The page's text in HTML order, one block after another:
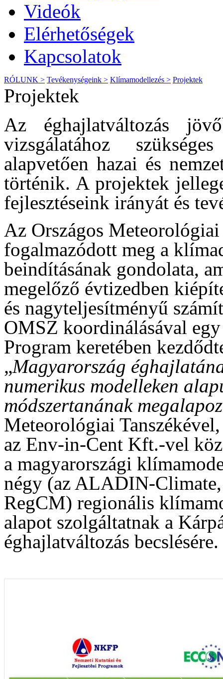
Videók
Elérhetőségek
Kapcsolatok
RÓLUNK > Tevékenységeink > Klímamodellezés > Projektek
Projektek
Az éghajlatváltozás
vizsgálatához
alapvetően hazai és
történik. A projektek
fejlesztéseink irányát és
Az Országos
fogalmazódott meg a
beindításának gondolata,
megelőző évtizedben
és nagyteljesítményű
OMSZ koordinálásával
Program keretében
„Magyarország
numerikus modelleken
módszertanának
Meteorológiai
az Env-in-Cent Kft.-vel
a magyarországi
négy (az ALADIN-
RegCM) regionális
alapot szolgáltatnak a
éghajlatváltozás becslésére.